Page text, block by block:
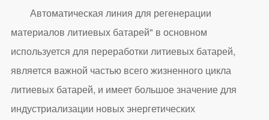
Автоматическая линия для регенерации
материалов литиевых батарей" в основном
используется для переработки литиевых батарей,
является важной частью всего жизненного цикла
литиевых батарей, и имеет большое значение для
индустриализации новых энергетических